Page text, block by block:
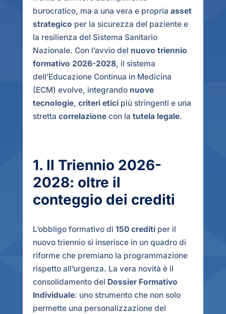
burocratico, ma a una vera e propria asset
strategico per la sicurezza del paziente e
la resilienza del Sistema Sanitario
Nazionale. Con l’avvio del nuovo triennio
formativo 2026-2028, il sistema
dell’Educazione Continua in Medicina
(ECM) evolve, integrando nuove
tecnologie, criteri eticipiù stringenti e una
stretta correlazione con la tutela legale.
1. Il Triennio 2026-
2028: oltre il
conteggio dei crediti
L’obbligo formativo di 150 creditiper il
nuovo triennio si inserisce in un quadro di
riforme che premiano la programmazione
rispetto all’urgenza. La vera novità è il
consolidamento del Dossier Formativo
Individuale: uno strumento che non solo
permette una personalizzazione del